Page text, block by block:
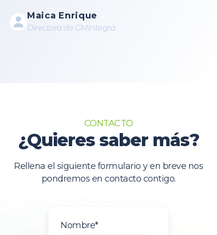
Maica Enrique
Directora de GMIntegra
CONTACTO
¿Quieres saber más?
Rellena el siguiente formulario y en breve nos
pondremos en contacto contigo.
Nombre*